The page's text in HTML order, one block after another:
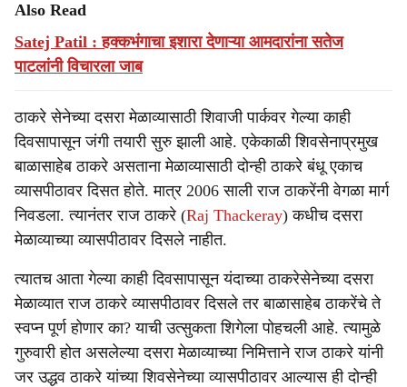
Also Read
Satej Patil : हक्कभंगाचा इशारा देणाऱ्या आमदारांना सतेज
पाटलांनी विचारला जाब
ठाकरे सेनेच्या दसरा मेळाव्यासाठी शिवाजी पार्कवर गेल्या काही
दिवसापासून जंगी तयारी सुरु झाली आहे. एकेकाळी शिवसेनाप्रमुख
बाळासाहेब ठाकरे असताना मेळाव्यासाठी दोन्ही ठाकरे बंधू एकाच
व्यासपीठावर दिसत होते. मात्र 2006 साली राज ठाकरेंनी वेगळा मार्ग
निवडला. त्यानंतर राज ठाकरे (Raj Thackeray) कधीच दसरा
मेळाव्याच्या व्यासपीठावर दिसले नाहीत.
त्यातच आता गेल्या काही दिवसापासून यंदाच्या ठाकरेसेनेच्या दसरा
मेळाव्यात राज ठाकरे व्यासपीठावर दिसले तर बाळासाहेब ठाकरेंचे ते
स्वप्न पूर्ण होणार का? याची उत्सुकता शिगेला पोहचली आहे. त्यामुळे
गुरुवारी होत असलेल्या दसरा मेळाव्याच्या निमित्ताने राज ठाकरे यांनी
जर उद्धव ठाकरे यांच्या शिवसेनेच्या व्यासपीठावर आल्यास ही दोन्ही